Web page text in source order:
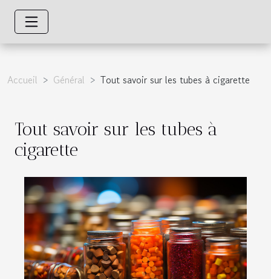
Accueil Général Tout savoir sur les tubes à cigarette
Tout savoir sur les tubes à
cigarette